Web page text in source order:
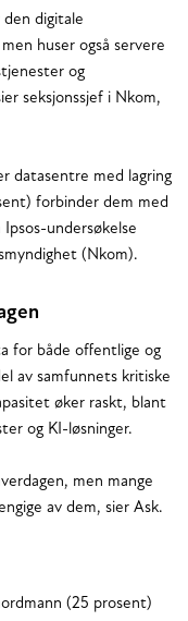
digitale
huser også servere
og
seksjonssjef i Nkom,
datasentre med lagring
forbinder dem med
undersøkelse
(Nkom).
for både offentlige og
av samfunnets kritiske
øker raskt, blant
og KI-løsninger.
men mange
av dem, sier Ask.
(25 prosent)